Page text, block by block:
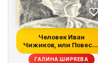
Человек Иван
Чижиков, или Повесть
о девочке из лег...
ГАЛИНА ШИРЯЕВА